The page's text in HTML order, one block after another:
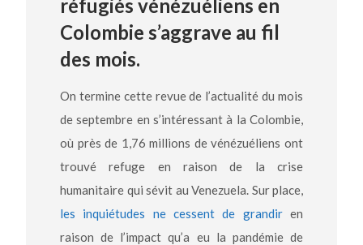
réfugiés vénézuéliens en
Colombie s’aggrave au fil
des mois.
On termine cette revue de l’actualité du mois
de septembre en s’intéressant à la Colombie,
où près de 1,76 millions de vénézuéliens ont
trouvé refuge en raison de la crise
humanitaire qui sévit au Venezuela. Sur place,
les inquiétudes ne cessent de grandiren
raison de l’impact qu’a eu la pandémie de